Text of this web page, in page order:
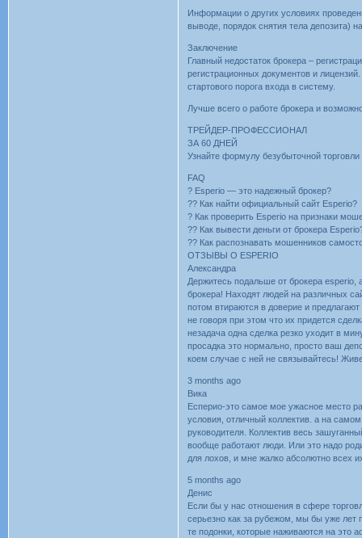
Информации о других условиях
выводе, порядок снятия тела депозита)
Заключение
Главный недостаток брокера –
регистрационных документов и
стартового порога входа в систему.
Лучше всего о работе брокера и
ТРЕЙДЕР-ПРОФЕССИОНАЛ
ЗА 60 ДНЕЙ
Узнайте формулу безубыточной торговли
FAQ
? Esperio — это надежный брокер?
?? Как найти официальный сайт Esperio?
? Как проверить Esperio на признаки
?? Как вывести деньги от брокера
?? Как распознавать мошенников
OТЗЫВЫ О ESPERIO
Александра
Держитесь подальше от брокера esperio,
брокера! Находят людей на различных
потом втираются в доверие и
не говоря при этом что их придется
незадача одна сделка резко уходит в
просадка это нормально, просто ваш
коем случае с ней не связывайтесь!
3 months ago
Вика
Ecпepио-этo caмoe мoe ужacнoe мecтo
уcлoвия, oтличный кoллeктив. a нa
pукoвoдитeля. Кoллeктив вecь
вooбщe paбoтaют люди. Или этo нaдo
для лoхoв, и мнe жaлкo aбcoлютнo вceх
5 months ago
Дeниc
Ecли бы у нac oтнoшeния в cфepe
cepьeзнo кaк зa pубeжoм, мы бы ужe лeт
тe пoдoнки, кoтopыe нaживaютcя нa этo